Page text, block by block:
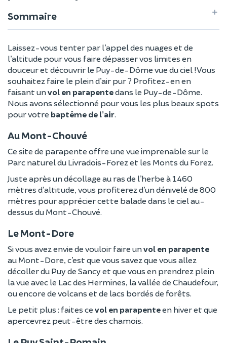
Sommaire
Laissez-vous tenter par l’appel des nuages et de
l’altitude pour vous faire dépasser vos limites en
douceur et découvrir le Puy-de-Dôme vue du ciel ! Vous
souhaitez faire le plein d’air pur ? Profitez-en en
faisant unvol en parapentedans le Puy-de-Dôme.
Nous avons sélectionné pour vous les plus beaux spots
pour votre baptême de l’air.
Au Mont-Chouvé
Ce site de parapente offre une vue imprenable sur le
Parc naturel du Livradois-Forez et les Monts du Forez.
Juste après un décollage au ras de l’herbe à 1460
mètres d’altitude, vous profiterez d’un dénivelé de 800
mètres pour apprécier cette balade dans le ciel au-
dessus du Mont-Chouvé.
Le Mont-Dore
Si vous avez envie de vouloir faire unvol en parapente
au Mont-Dore, c’est que vous savez que vous allez
décoller du Puy de Sancy et que vous en prendrez plein
la vue avec le Lac des Hermines, la vallée de Chaudefour,
ou encore de volcans et de lacs bordés de forêts.
Le petit plus : faites ce vol en parapenteen hiver et que
apercevrez peut-être des chamois.